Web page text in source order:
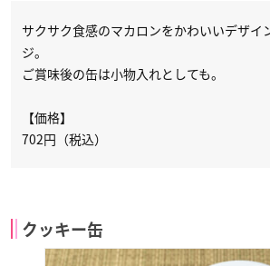
サクサク食感のマカロンをかわいいデザイ
ジ。
ご賞味後の缶は小物入れとしても。
【価格】
702円（税込）
クッキー缶